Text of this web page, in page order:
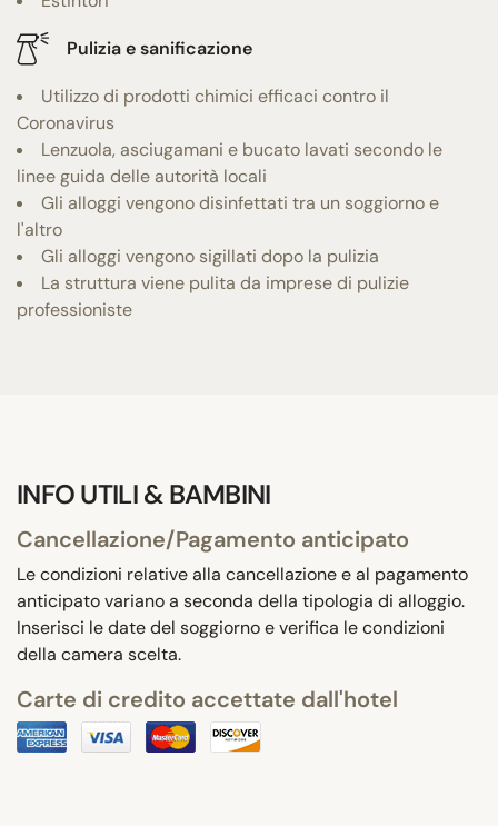
Pulizia e sanificazione
Utilizzo di prodotti chimici efficaci contro il
Coronavirus
Lenzuola, asciugamani e bucato lavati secondo le
linee guida delle autorità locali
Gli alloggi vengono disinfettati tra un soggiorno e
l'altro
Gli alloggi vengono sigillati dopo la pulizia
La struttura viene pulita da imprese di pulizie
professioniste
INFO UTILI & BAMBINI
Cancellazione/Pagamento anticipato
Le condizioni relative alla cancellazione e al pagamento
anticipato variano a seconda della tipologia di alloggio.
Inserisci le date del soggiorno e verifica le condizioni
della camera scelta.
Carte di credito accettate dall'hotel